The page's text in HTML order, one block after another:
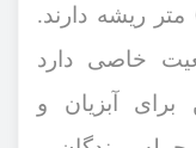
کوچک هستند که در زیر زمین 6 متر ریشه دارند.
خاصی دارد
برای آبزیان و